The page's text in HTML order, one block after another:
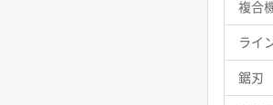
複合
ライ
鋸刃